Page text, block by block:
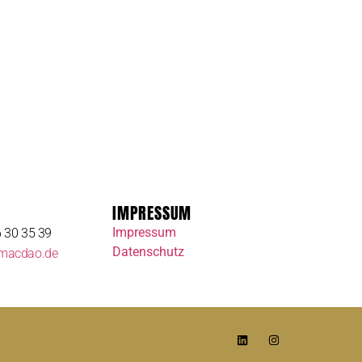
30 35 39
IMPRESSUM
Impressum
Datenschutz